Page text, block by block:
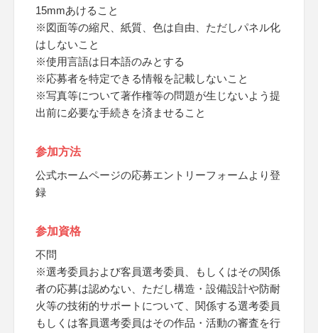
15mmあけること
※図面等の縮尺、紙質、色は自由、ただしパネル化
はしないこと
※使用言語は日本語のみとする
※応募者を特定できる情報を記載しないこと
※写真等について著作権等の問題が生じないよう提
出前に必要な手続きを済ませること
参加方法
公式ホームページの応募エントリーフォームより登
録
参加資格
不問
※選考委員および客員選考委員、もしくはその関係
者の応募は認めない、ただし構造・設備設計や防耐
火等の技術的サポートについて、関係する選考委員
もしくは客員選考委員はその作品・活動の審査を行